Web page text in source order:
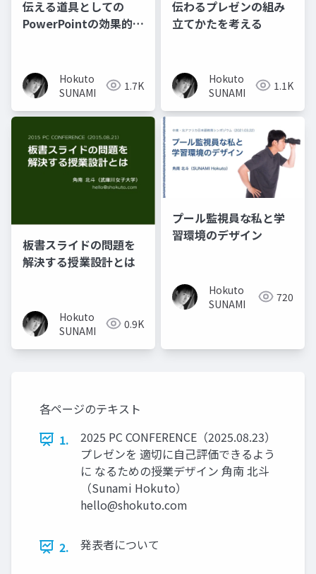
伝える道具としての
PowerPointの効果的な
Hokuto
SUNAMI
1.7K
伝わるプレゼンの組み
立てかたを考える
Hokuto
SUNAMI
1.1K
板書スライドの問題を
解決する授業設計とは
Hokuto
SUNAMI
0.9K
プール監視員な私と学
習環境のデザイン
Hokuto
SUNAMI
720
各ページのテキスト
1.
2025 PC CONFERENCE（2025.08.23）
プレゼンを 適切に自己評価できるよう
に なるための授業デザイン 角南 北斗
（Sunami Hokuto）
hello@shokuto.com
2. 発表者について